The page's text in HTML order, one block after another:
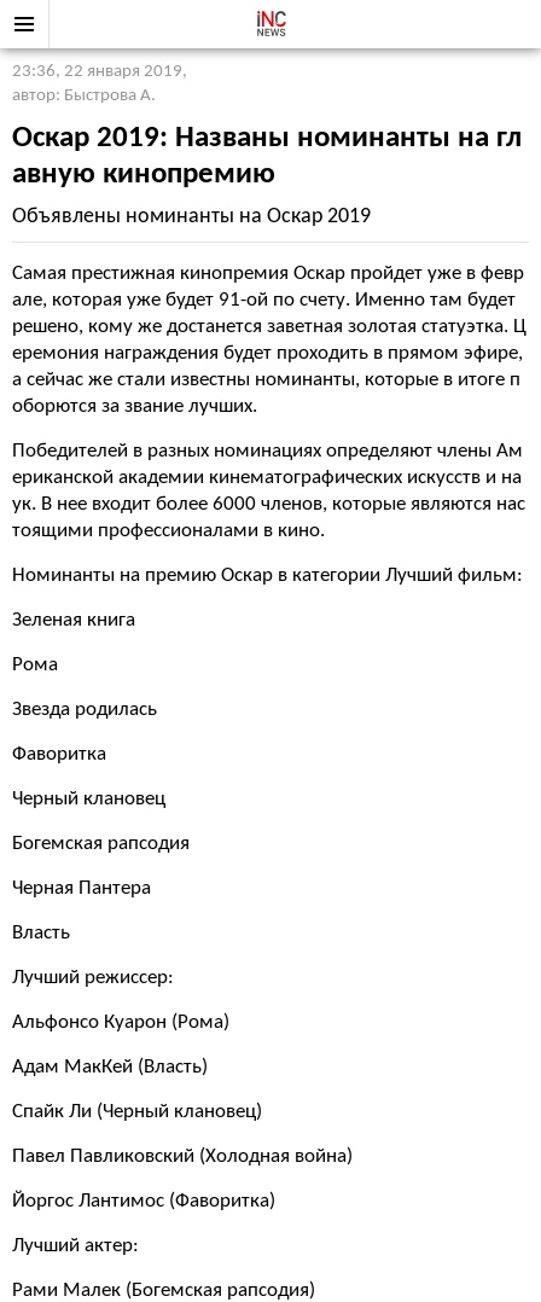
23:36, 22 января 2019,
автор: Быстрова А.
Оскар 2019: Названы номинанты на гл
авную кинопремию
Объявлены номинанты на Оскар 2019
Самая престижная кинопремия Оскар пройдет уже в февр
але, которая уже будет 91-ой по счету. Именно там будет
решено, кому же достанется заветная золотая статуэтка. Ц
еремония награждения будет проходить в прямом эфире,
а сейчас же стали известны номинанты, которые в итоге п
оборются за звание лучших.
Победителей в разных номинациях определяют члены Ам
ериканской академии кинематографических искусств и на
ук. В нее входит более 6000 членов, которые являются нас
тоящими профессионалами в кино.
Номинанты на премию Оскар в категории Лучший фильм:
Зеленая книга
Рома
Звезда родилась
Фаворитка
Черный клановец
Богемская рапсодия
Черная Пантера
Власть
Лучший режиссер:
Альфонсо Куарон (Рома)
Адам МакКей (Власть)
Спайк Ли (Черный клановец)
Павел Павликовский (Холодная война)
Йоргос Лантимос (Фаворитка)
Лучший актер:
Рами Малек (Богемская рапсодия)